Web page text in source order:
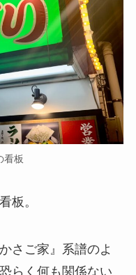
看板
板。
さご家』系譜のよ
らく何も関係ない